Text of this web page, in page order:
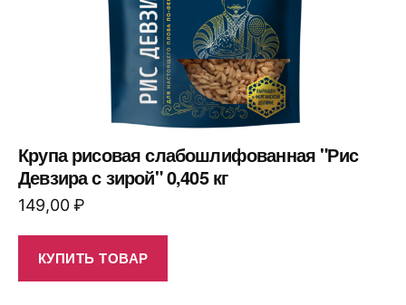
Крупа рисовая слабошлифованная "Рис
Девзира с зирой" 0,405 кг
149,00₽
КУПИТЬ ТОВАР